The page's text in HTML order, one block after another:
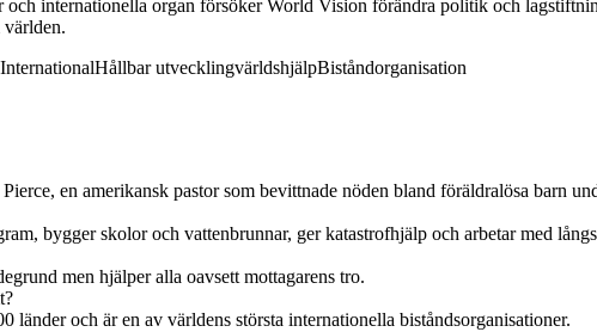
och internationella organ försöker World Vision förändra politik och
Hållbar utvecklingvärldshjälpBiståndorganisation
en amerikansk pastor som bevittnade nöden bland föräldralösa barn
bygger skolor och vattenbrunnar, ger katastrofhjälp och arbetar med
men hjälper alla oavsett mottagarens tro.
länder och är en av världens största internationella biståndsorganisationer.